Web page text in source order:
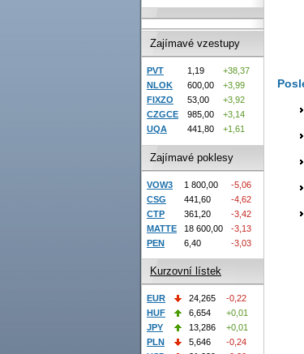
Zajímavé vzestupy
PVT 1,19
+38,37
NLOK
600,00
+3,99
FIXZO
53,00
+3,92
CZGCE
985,00
+3,14
UQA
441,80 +1,61
Zajímavé poklesy
VOW3 1 800,00
-5,06
CSG
441,60
-4,62
CTP
361,20
-3,42
MATTE
18 600,00
-3,13
PEN
6,40 -3,03
Kurzovní lístek
EUR 24,265
-0,22
HUF
6,654
+0,01
JPY
13,286
+0,01
PLN
5,646
-0,24